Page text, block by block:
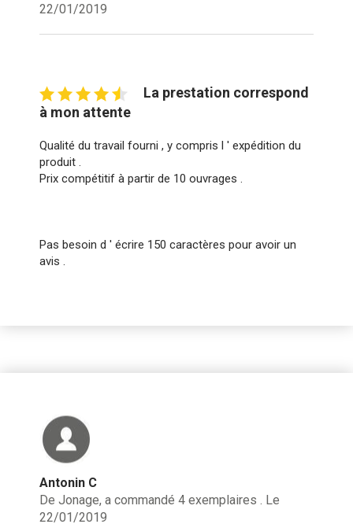
22/01/2019
La prestation correspond
à mon attente
Qualité du travail fourni , y compris l ' expédition du
produit .
Prix compétitif à partir de 10 ouvrages .
Pas besoin d ' écrire 150 caractères pour avoir un
avis .
Antonin C
De Jonage, a commandé 4 exemplaires . Le
22/01/2019